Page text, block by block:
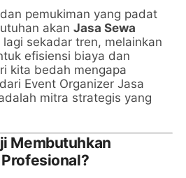
pemukiman yang padat
akanJasa Sewa
lagi sekadar tren, melainkan
efisiensi biaya dan
kita bedah mengapa
Event Organizer Jasa
mitra strategis yang
Membutuhkan